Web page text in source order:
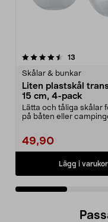
13
Skålar & bunkar
Liten plastskål
15 cm, 4-pack
Lätta och tåliga skålar
på båten eller
49,90
Lägg i
5.0 av 5 stjärnor